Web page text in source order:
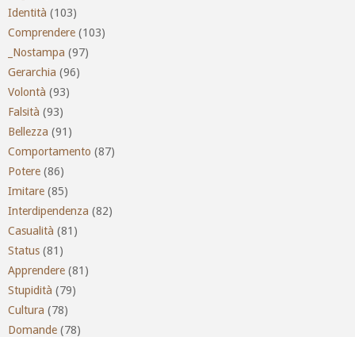
Identità (103)
Comprendere (103)
_Nostampa (97)
Gerarchia (96)
Volontà (93)
Falsità (93)
Bellezza (91)
Comportamento (87)
Potere (86)
Imitare (85)
Interdipendenza (82)
Casualità (81)
Status (81)
Apprendere (81)
Stupidità (79)
Cultura (78)
Domande (78)